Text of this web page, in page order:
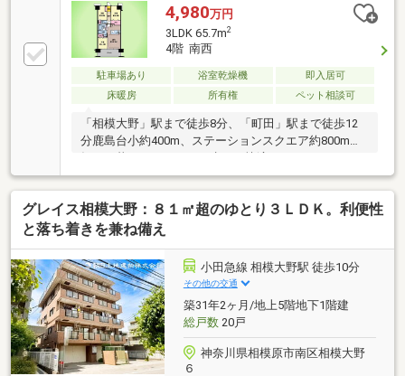
4,980万円
3LDK 65.7m2
4階 南西
駐車場あり 浴室乾燥機
即入居可
床暖房
所有権 ペット相談可
「相模大野」駅まで徒歩8分、「町田」駅まで徒歩12
分鹿島台小約400m、ステーションスクエア約800m。
2020年築の築浅レジデンス・3LDKファミリータイ
プ・1住戸あたりペット2匹まで飼育可能（規約有）・
床暖房、対面式キッチン etc・室内とても綺麗にご利
用されております
グレイス相模大野：８１㎡超のゆとり３ＬＤＫ。利便性
と落ち着きを兼ね備え
小田急線 相模大野駅 徒歩10分
その他の交通
築31年2ヶ月/地上5階地下1階建
総戸数20戸
神奈川県相模原市南区相模大野
６